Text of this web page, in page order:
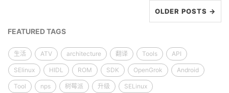
OLDER POSTS →
FEATURED TAGS
生活 ATV architecture 翻译 Tools API
SElinux HIDL ROM SDK OpenGrok Android
Tool nps 树莓派 升级 SELinux